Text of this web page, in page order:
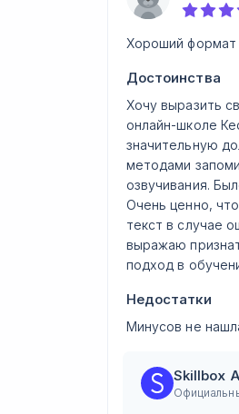
Хороший формат
Достоинства
Хочу выразить
онлайн-школе
значительную
методами
озвучивания.
Очень ценно,
текст в случае
выражаю
подход в
Недостатки
Минусов не
Skillbox